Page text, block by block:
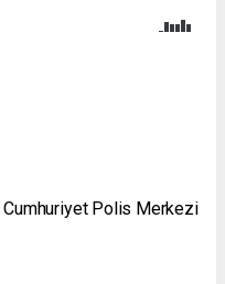
Cumhuriyet Polis Merkezi